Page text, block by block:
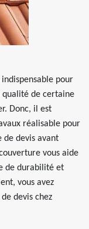
pour
qualité de certaine
Donc, il est
réalisable pour
de devis avant
vous aide
de durabilité et
vous avez
devis chez